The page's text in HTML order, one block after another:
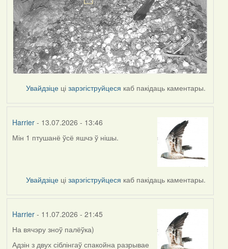
Увайдзіце цізарэгіструйцеся каб пакідаць каментары.
Harrier- 13.07.2026 - 13:46
Мін 1 птушанё ўсё яшчэ ў нішы.
Увайдзіце цізарэгіструйцеся каб пакідаць каментары.
Harrier- 11.07.2026 - 21:45
На вячэру зноў палёўка)
Адзін з двух сіблінгаў спакойна разрывае